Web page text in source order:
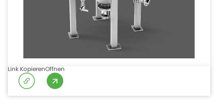
Link KopierenOffnen